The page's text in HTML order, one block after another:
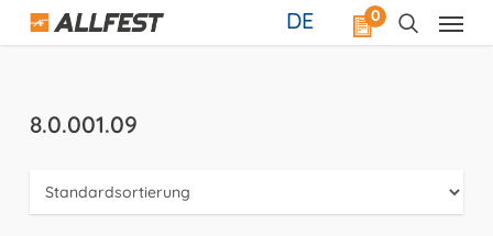
Skip
0
DE
8.0.001.09